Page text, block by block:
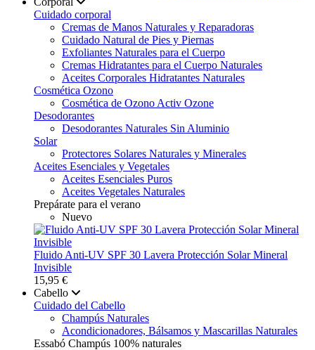
Cuidado corporal
Cremas de Manos Naturales y Reparadoras
Cuidado Natural de Pies y Piernas
Exfoliantes Naturales para el Cuerpo
Cremas Hidratantes para el Cuerpo Naturales
Aceites Corporales Hidratantes Naturales
Cosmética Ozono
Cosmética de Ozono Activ Ozone
Desodorantes
Desodorantes Naturales Sin Aluminio
Solar
Protectores Solares Naturales y Minerales
Aceites Esenciales y Vegetales
Aceites Esenciales Puros
Aceites Vegetales Naturales
Prepárate para el verano
Nuevo
Fluido Anti-UV SPF 30 Lavera Protección Solar Mineral
Invisible
15,95 €
Cabello
Cuidado del Cabello
Champús Naturales
Acondicionadores, Bálsamos y Mascarillas Naturales
Essabó Champús 100% naturales